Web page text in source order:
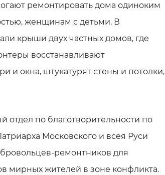
ремонтировать дома одиноким
женщинам с детьми. В
крыши двух частных домов, где
восстанавливают
и окна, штукатурят стены и потолки,
отдел по благотворительности по
Московского и всея Руси
ремонтников для
мирных жителей в зоне конфликта.